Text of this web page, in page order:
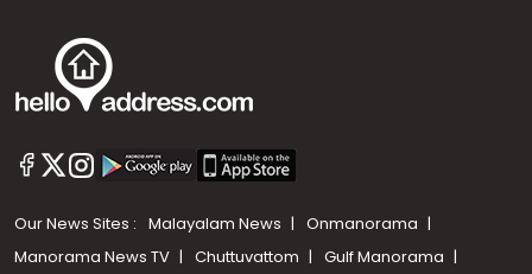
Our News Sites : Malayalam News
Onmanorama
Manorama News TV
Chuttuvattom
Gulf Manorama